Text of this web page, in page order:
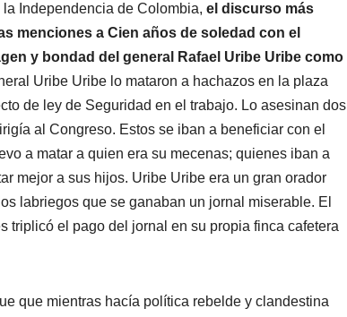
Independencia de Colombia, el discurso más
menciones a Cien años de soledad con el
y bondad del general Rafael Uribe Uribe como
Uribe Uribe lo mataron a hachazos en la plaza
de ley de Seguridad en el trabajo. Lo asesinan dos
al Congreso. Estos se iban a beneficiar con el
a matar a quien era su mecenas; quienes iban a
mejor a sus hijos. Uribe Uribe era un gran orador
labriegos que se ganaban un jornal miserable. El
triplicó el pago del jornal en su propia finca cafetera
que mientras hacía política rebelde y clandestina